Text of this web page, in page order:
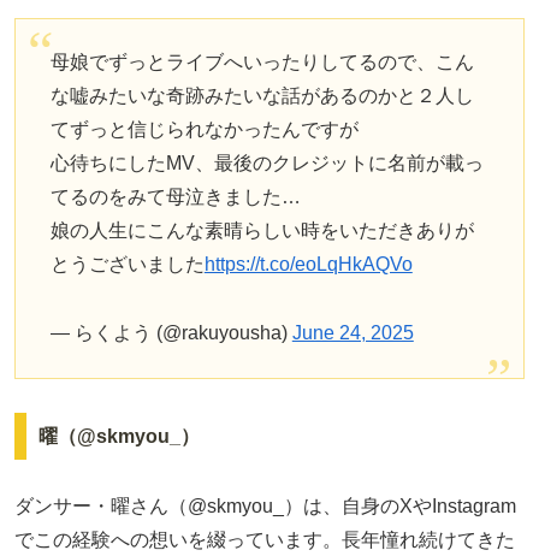
母娘でずっとライブへいったりしてるので、こん
な嘘みたいな奇跡みたいな話があるのかと２人し
てずっと信じられなかったんですが
心待ちにしたMV、最後のクレジットに名前が載っ
てるのをみて母泣きました…
娘の人生にこんな素晴らしい時をいただきありが
とうございました https://t.co/eoLqHkAQVo
— らくよう (@rakuyousha) June 24, 2025
曜（@skmyou_）
ダンサー・曜さん（@skmyou_）は、自身のXやInstagram
でこの経験への想いを綴っています。長年憧れ続けてきた